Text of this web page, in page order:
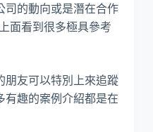
司的動向或是潛在合作
面看到很多極具參考
朋友可以特別上來追蹤
有趣的案例介紹都是在